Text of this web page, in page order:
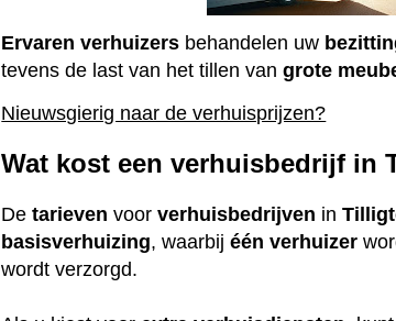
Ervaren verhuizers behandelen uw
tevens de last van het tillen vangrote
Nieuwsgierig naar de verhuisprijzen?
Wat kost een verhuisbedrijf in
Detarieven voorverhuisbedrijven in
basisverhuizing, waarbijéén verhuizer
wordt verzorgd.